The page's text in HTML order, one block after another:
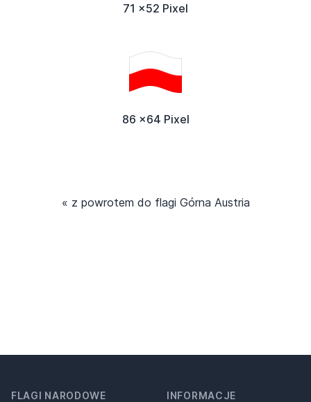
71 x52 Pixel
86 x64 Pixel
« z powrotem do flagi Górna Austria
FLAGI NARODOWE INFORMACJE